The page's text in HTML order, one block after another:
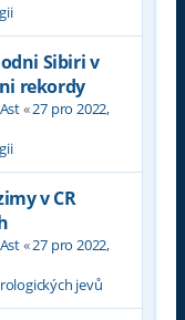
Sibiri v
rekordy
«27 pro 2022,
v CR
«27 pro 2022,
jevů